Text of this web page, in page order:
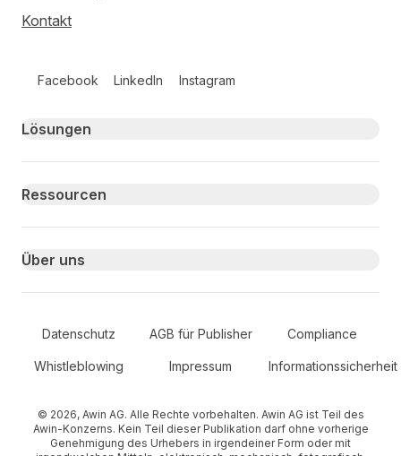
Kontakt
Facebook LinkedIn Instagram
Primary footer navigation
Lösungen
Ressourcen
Über uns
Secondary Footer Navigation
Datenschutz AGB für Publisher Compliance
Whistleblowing Impressum Informationssicherheit
© 2026, Awin AG. Alle Rechte vorbehalten. Awin AG ist Teil des
Awin-Konzerns. Kein Teil dieser Publikation darf ohne vorherige
Genehmigung des Urhebers in irgendeiner Form oder mit